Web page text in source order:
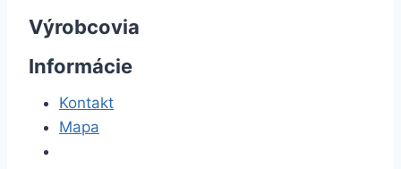
Výrobcovia
Informácie
Kontakt
Mapa